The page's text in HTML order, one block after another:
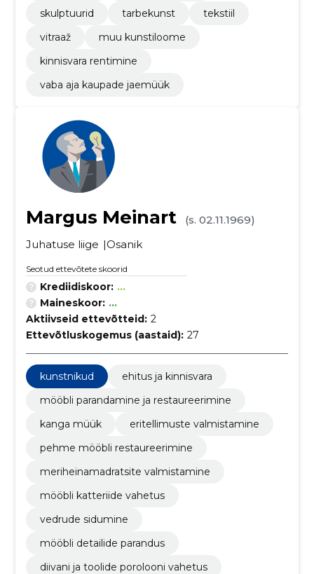
skulptuurid
tarbekunst
tekstiil
vitraaž
muu kunstiloome
kinnisvara rentimine
vaba aja kaupade jaemüük
Margus Meinart
(s. 02.11.1969)
Juhatuse liige
Osanik
Seotud ettevõtete skoorid
Krediidiskoor: ...
Maineskoor: ...
Aktiivseid ettevõtteid: 2
Ettevõtluskogemus (aastaid): 27
kunstnikud
ehitus ja kinnisvara
mööbli parandamine ja restaureerimine
kanga müük
eritellimuste valmistamine
pehme mööbli restaureerimine
meriheinamadratsite valmistamine
mööbli katteriide vahetus
vedrude sidumine
mööbli detailide parandus
diivani ja toolide porolooni vahetus